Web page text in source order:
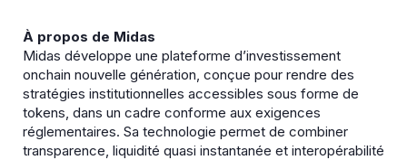
À propos de Midas
Midas développe une plateforme d’investissement
onchain nouvelle génération, conçue pour rendre des
stratégies institutionnelles accessibles sous forme de
tokens, dans un cadre conforme aux exigences
réglementaires. Sa technologie permet de combiner
transparence, liquidité quasi instantanée et interopérabilité